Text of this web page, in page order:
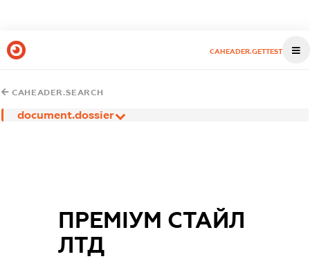
CAHEADER.GETTEST
CAHEADER.SEARCH
document.dossier
ПРЕМІУМ СТАЙЛ
ЛТД